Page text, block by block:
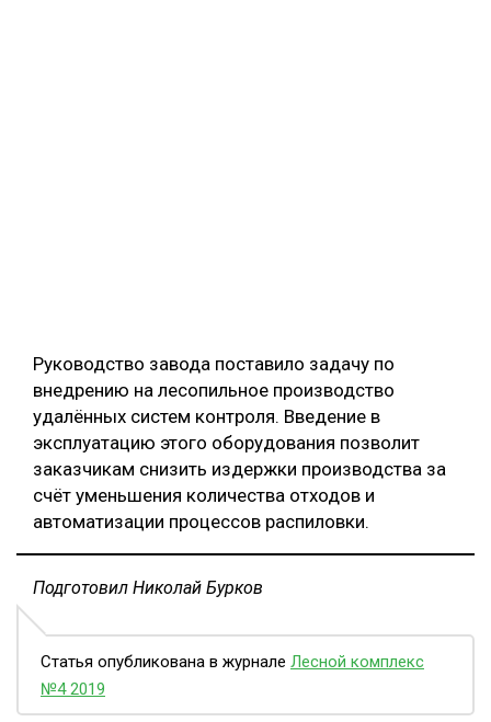
Руководство завода поставило задачу по
внедрению на лесопильное производство
удалённых систем контроля. Введение в
эксплуатацию этого оборудования позволит
заказчикам снизить издержки производства за
счёт уменьшения количества отходов и
автоматизации процессов распиловки.
Подготовил Николай Бурков
Статья опубликована в журнале Лесной комплекс
№4 2019